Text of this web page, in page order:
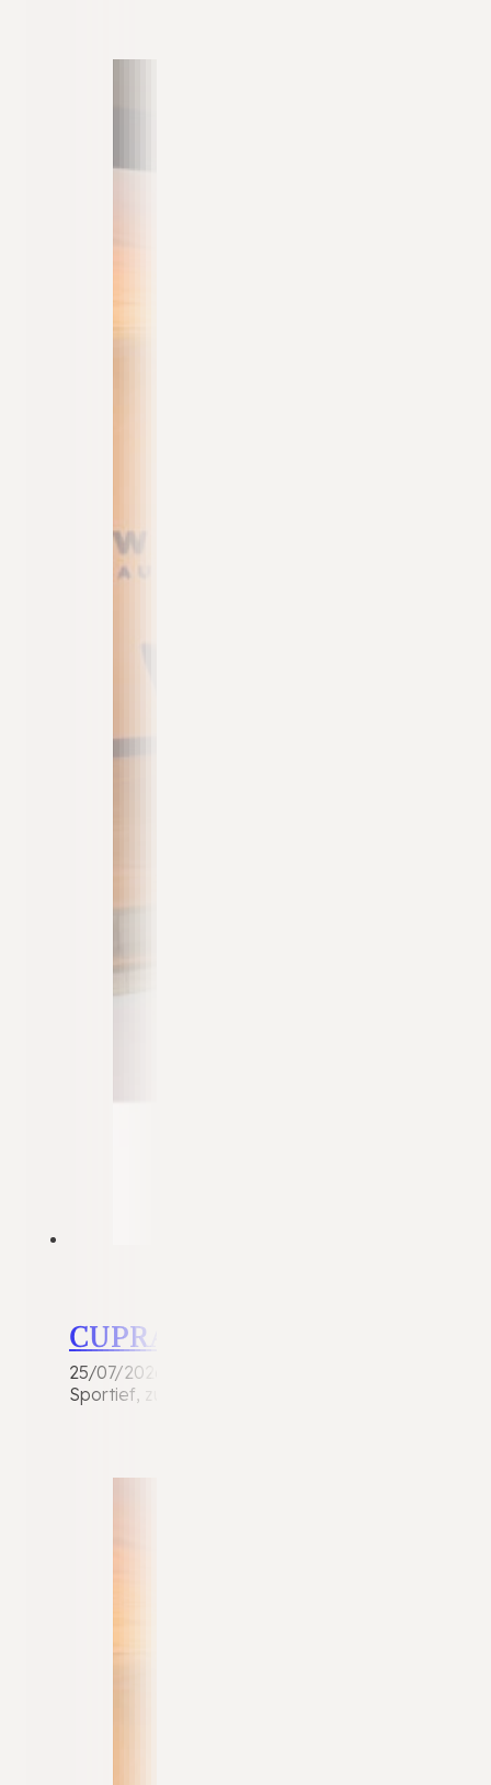
CUPRA Leon
25/07/2026
Sportief, zuinig én zeer compleet uitgevoerd!